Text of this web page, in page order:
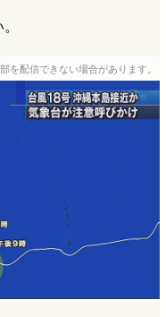
配信できない場合があります。